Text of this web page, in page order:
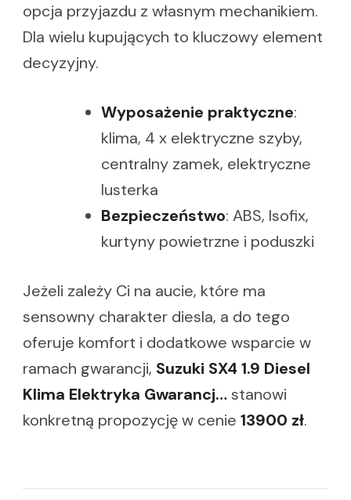
opcja przyjazdu z własnym mechanikiem.
Dla wielu kupujących to kluczowy element
decyzyjny.
Wyposażenie praktyczne:
klima, 4 x elektryczne szyby,
centralny zamek, elektryczne
lusterka
Bezpieczeństwo: ABS, Isofix,
kurtyny powietrzne i poduszki
Jeżeli zależy Ci na aucie, które ma
sensowny charakter diesla, a do tego
oferuje komfort i dodatkowe wsparcie w
ramach gwarancji, Suzuki SX4 1.9 Diesel
Klima Elektryka Gwarancj…stanowi
konkretną propozycję w cenie 13900 zł.